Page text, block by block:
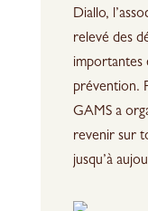
Diallo,
relevé des
importantes
prévention.
GAMS a
revenir sur
jusqu’à